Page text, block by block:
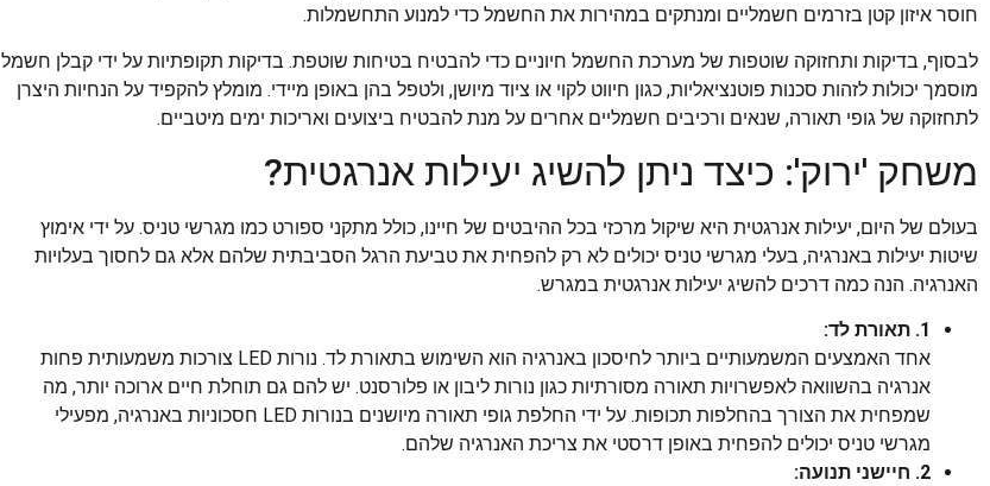
חוסר איזון קטן בזרמים חשמליים ומנתקים במהירות את החשמל כדי למנוע התחשמלות.
לבסוף, בדיקות ותחזוקה שוטפות של מערכת החשמל חיוניים כדי להבטיח בטיחות שוטפת. בדיקות תקופתיות על ידי קבלן חשמל
מוסמך יכולות לזהות סכנות פוטנציאליות, כגון חיווט לקוי או ציוד מיושן, ולטפל בהן באופן מיידי. מומלץ להקפיד על הנחיות היצרן
לתחזוקה של גופי תאורה, שנאים ורכיבים חשמליים אחרים על מנת להבטיח ביצועים ואריכות ימים מיטביים.
משחק 'ירוק': כיצד ניתן להשיג יעילות אנרגטית?
בעולם של היום, יעילות אנרגטית היא שיקול מרכזי בכל ההיבטים של חיינו, כולל מתקני ספורט כמו מגרשי טניס. על ידי אימוץ
שיטות יעילות באנרגיה, בעלי מגרשי טניס יכולים לא רק להפחית את טביעת הרגל הסביבתית שלהם אלא גם לחסוך בעלויות
האנרגיה. הנה כמה דרכים להשיג יעילות אנרגטית במגרש.
1. תאורת לד:
אחד האמצעים המשמעותיים ביותר לחיסכון באנרגיה הוא השימוש בתאורת לד. נורות LED צורכות משמעותית פחות
אנרגיה בהשוואה לאפשרויות תאורה מסורתיות כגון נורות ליבון או פלורסנט. יש להם גם תוחלת חיים ארוכה יותר, מה
שמפחית את הצורך בהחלפות תכופות. על ידי החלפת גופי תאורה מיושנים בנורות LED חסכוניות באנרגיה, מפעילי
מגרשי טניס יכולים להפחית באופן דרסטי את צריכת האנרגיה שלהם.
2. חיישני תנועה: